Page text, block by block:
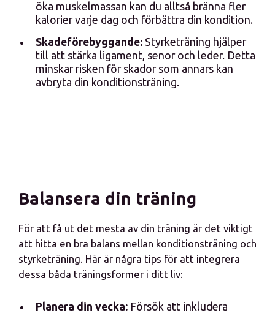
öka muskelmassan kan du alltså bränna fler
kalorier varje dag och förbättra din kondition.
Skadeförebyggande: Styrketräning hjälper
till att stärka ligament, senor och leder. Detta
minskar risken för skador som annars kan
avbryta din konditionsträning.
Balansera din träning
För att få ut det mesta av din träning är det viktigt
att hitta en bra balans mellan konditionsträning och
styrketräning. Här är några tips för att integrera
dessa båda träningsformer i ditt liv:
Planera din vecka: Försök att inkludera